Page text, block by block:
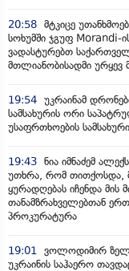
20:58 მტკიცე
სოხუმში ჯგუფ Morandi-
ვადასტურებთ
მთლიანობისადმი ურყევ
19:54 უკრაინამ
სამსახურის ორი
უსაფრთხოების სამსახური
19:43 ნია იმნაძემ
უთხრა, რომ თითქოსდა,
ყურადღებას იჩენდა მის
თანამზრახველებთან
პროკურატურა
19:01
ვოლოდიმირ
უკრაინის საჰაერო